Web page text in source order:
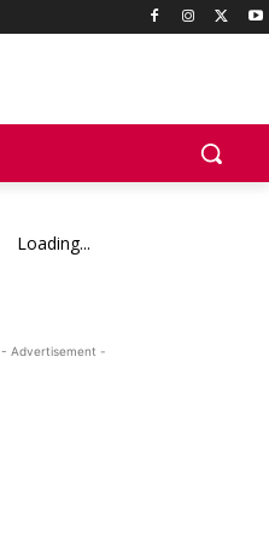
Loading...
- Advertisement -